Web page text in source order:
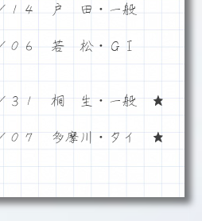
／１４ 戸 田・一般
／０６ 若 松・ＧⅠ
／３１ 桐 生・一般 ★
／０７ 多摩川・タイ ★